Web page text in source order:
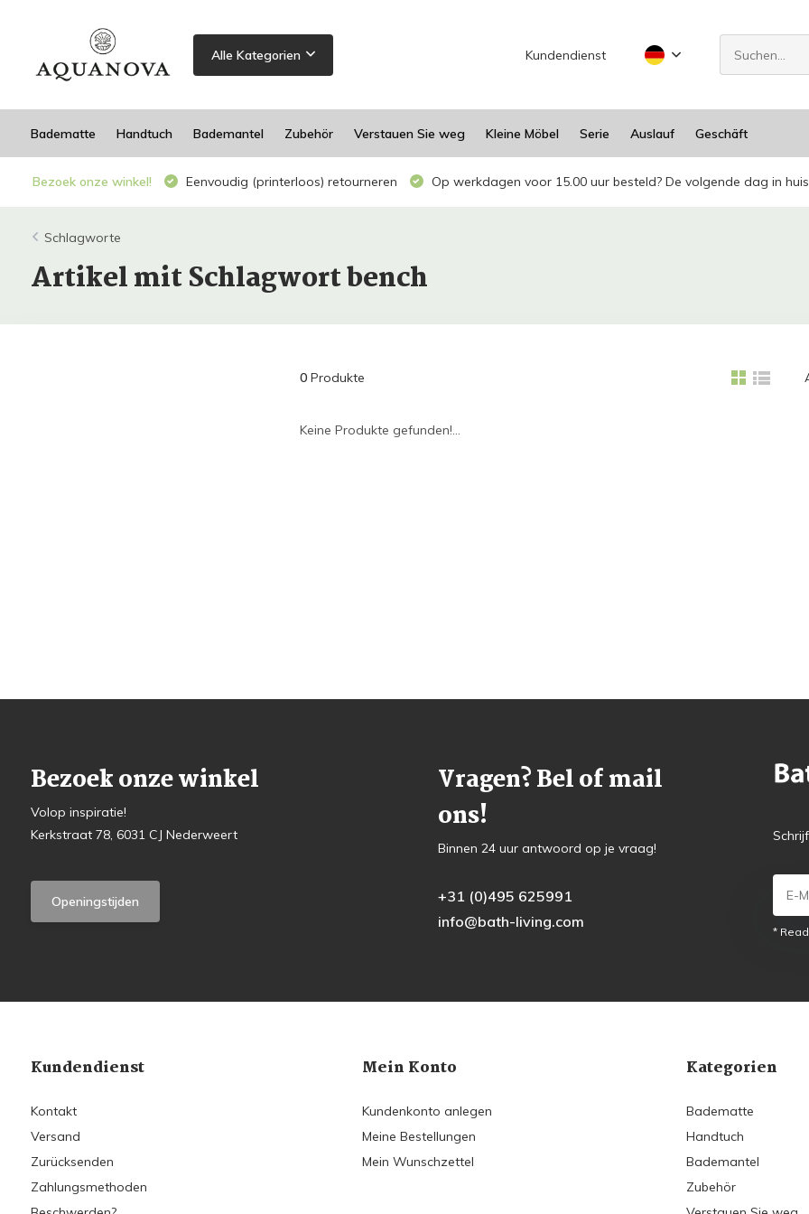
Alle Kategorien Kundendienst
Badematte Handtuch Bademantel Zubehör Verstauen Sie weg Kleine Möbel Serie Auslauf Geschäft
Bezoek onze winkel! Eenvoudig (printerloos) retourneren Op werkdagen voor 15.00 uur besteld? De volgende dag in
Schlagworte
Artikel mit Schlagwort bench
0Produkte
Keine Produkte gefunden!...
Bezoek onze winkel
Volop inspiratie!
Kerkstraat 78, 6031 CJ Nederweert
Openingstijden
Vragen? Bel of mail
ons!
Binnen 24 uur antwoord op je vraag!
+31 (0)495 625991
info@bath-living.com
*
Kundendienst
Kontakt
Versand
Zurücksenden
Zahlungsmethoden
Mein Konto
Kundenkonto anlegen
Meine Bestellungen
Mein Wunschzettel
Kategorien
Badematte
Handtuch
Bademantel
Zubehör